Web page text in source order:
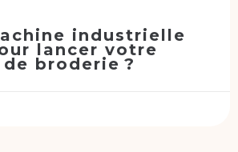
industrielle
lancer votre
broderie ?